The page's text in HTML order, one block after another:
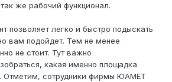
же рабочий функционал.
позволяет легко и быстро подыскать
вам подойдет. Тем не менее
не стоит. Тут важно
какая именно площадка
Отметим, сотрудники фирмы ЮАМЕТ